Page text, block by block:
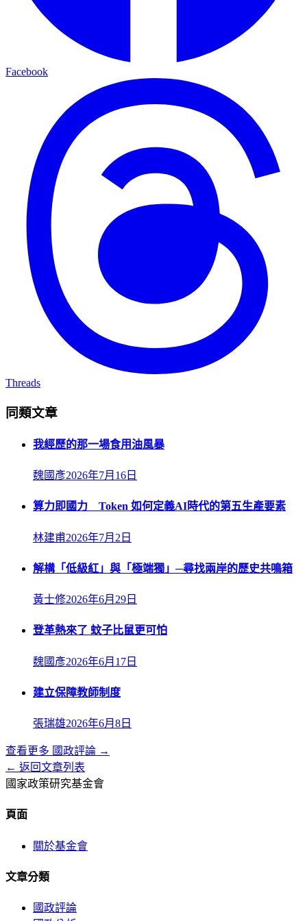
Facebook
Threads
同類文章
我經歷的那一場食用油風暴
魏國彥2026年7月16日
算力即國力 Token 如何定義AI時代的第五生產要素
林建甫2026年7月2日
解構「低級紅」與「極端獨」─尋找兩岸的歷史共鳴箱
黃士修2026年6月29日
登革熱來了 蚊子比鼠更可怕
魏國彥2026年6月17日
建立保障教師制度
張瑞雄2026年6月8日
查看更多 國政評論 →
← 返回文章列表
國家政策研究基金會
頁面
關於基金會
文章分類
國政評論